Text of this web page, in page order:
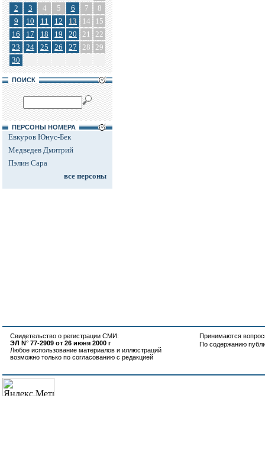
2
3 4 5 6 7
8
9
10 11 12 13 14
15
16
17 18 19 20 21
22
23
24 25 26 27 28 29
30
ПОИСК
ПЕРСОНЫ НОМЕРА
Евкуров Юнус-Бек
Медведев Дмитрий
Пэлин Сара
все персоны
Свидетельство о регистрации СМИ:
ЭЛ N° 77-2909 от 26 июня 2000 г
Любое использование материалов и иллюстраций
возможно только по согласованию с редакцией
Принимаются
По содержанию